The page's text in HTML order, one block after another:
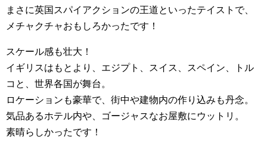
まさに英国スパイアクションの王道といったテイストで、
メチャクチャおもしろかったです！
スケール感も壮大！
イギリスはもとより、エジプト、スイス、スペイン、トル
コと、世界各国が舞台。
ロケーションも豪華で、街中や建物内の作り込みも丹念。
気品あるホテル内や、ゴージャスなお屋敷にウットリ。
素晴らしかったです！